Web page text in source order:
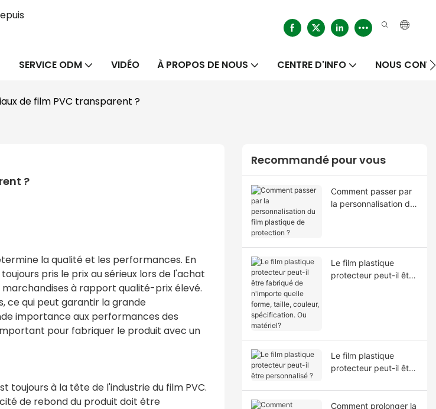
SERVICE ODM VIDÉO À PROPOS DE NOUS CENTRE D'INFO NOUS
de film PVC transparent ?
?
la qualité et les performances. En
toujours pris le prix au sérieux lors de l'achat
à rapport qualité-prix élevé.
ce qui peut garantir la grande
importance aux performances des
pour fabriquer le produit avec un
toujours à la tête de l'industrie du film PVC.
de rebond du produit doit être
Recommandé pour vous
Comment passer par
la personnalisation du
Le film plastique
protecteur peut-il être
Le film plastique
protecteur peut-il être
Comment prolonger la